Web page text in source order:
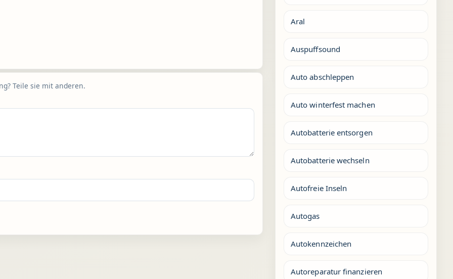
Teile sie mit anderen.
Aral
Auspuffsound
Auto abschleppen
Auto winterfest machen
Autobatterie entsorgen
Autobatterie wechseln
Autofreie Inseln
Autogas
Autokennzeichen
Autoreparatur finanzieren